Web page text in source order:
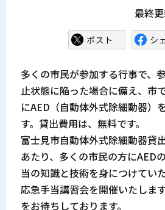
最終
多くの市民が参加する行事で、
止状態に陥った場合に備え、市
にAED（自動体外式除細動器）
す。貸出費用は、無料です。
富士見市自動体外式除細動器貸
あたり、多くの市民の方にAED
当の知識と技術を身につけてい
応急手当講習会を開催いたしま
をお待ちしております。